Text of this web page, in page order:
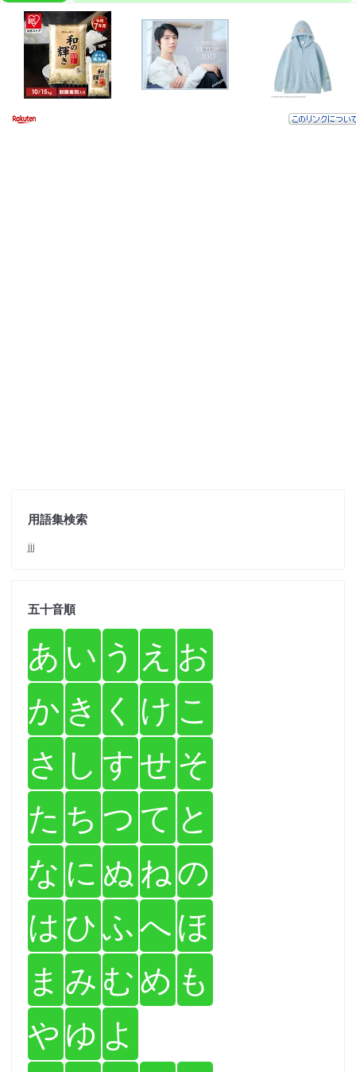
用語集検索
jjj
五十音順
あ い う え お
か き く け こ
さ し すせ そ
た ち つ て と
な に ぬ ねの
は ひふへほ
ま み むめ も
や ゆ よ